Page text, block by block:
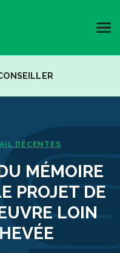
DÉCENTES
MÉMOIRE
PROJET DE
LOIN